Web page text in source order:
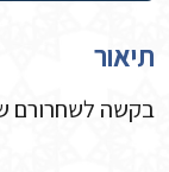
תיאור
בקשה לשחרורם